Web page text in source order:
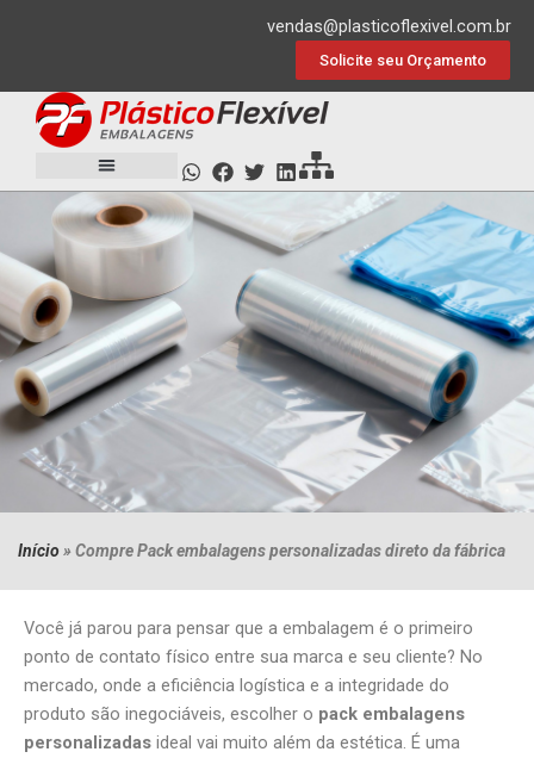
conteúdo
vendas@plasticoflexivel.com.br
Solicite seu Orçamento
EMBALAGENS
Início»Compre Pack embalagens personalizadas direto da fábrica
Você já parou para pensar que a embalagem é o primeiro
ponto de contato físico entre sua marca e seu cliente? No
mercado, onde a eficiência logística e a integridade do
produto são inegociáveis, escolher o pack embalagens
personalizadas ideal vai muito além da estética. É uma